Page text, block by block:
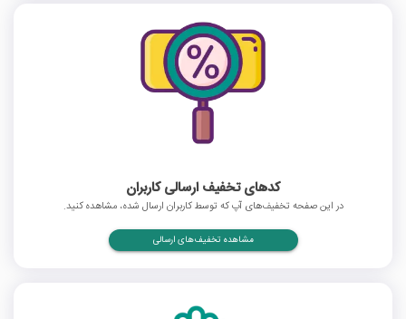
کدهای تخفیف ارسالی کاربران
در این صفحه تخفیف‌های آپ که توسط کاربران ارسال شده، مشاهده کنید.
مشاهده تخفیف‌های ارسالی